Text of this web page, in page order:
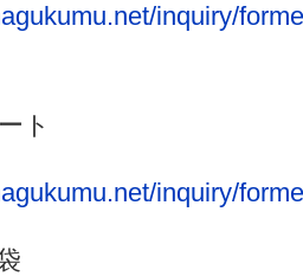
inquiry/
ト
inquiry/